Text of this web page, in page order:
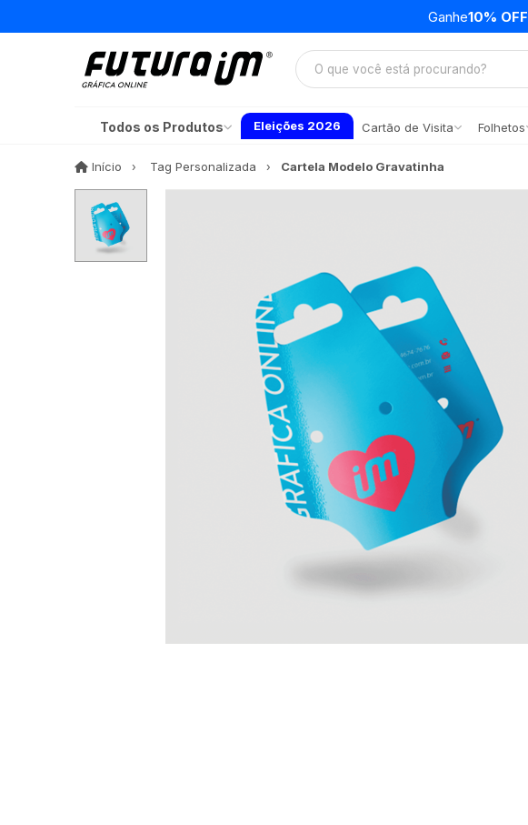
Ganhe10% OFF
Todos os Produtos Eleições 2026 Cartão de Visita Folhetos
Início Início Tag Personalizada Cartela Modelo Gravatinha